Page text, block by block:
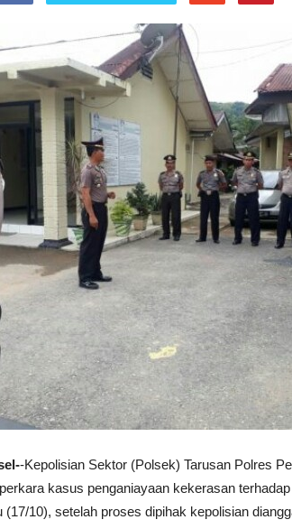
-Kepolisian Sektor (Polsek) Tarusan Polres
kasus penganiayaan kekerasan
(17/10), setelah proses dipihak kepolisian